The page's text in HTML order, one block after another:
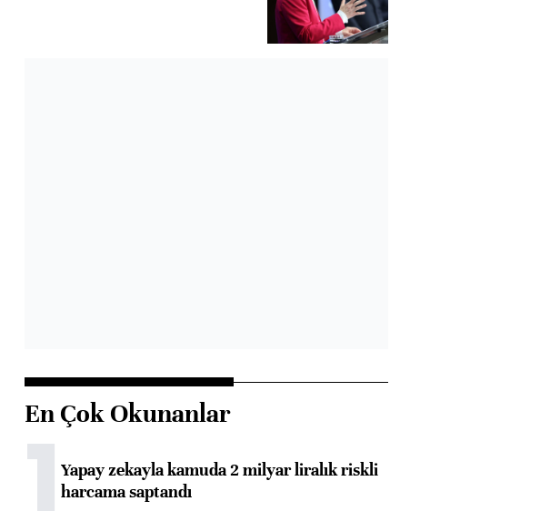
En Çok Okunanlar
1Yapay zekayla kamuda 2 milyar liralık riskli
harcama saptandı